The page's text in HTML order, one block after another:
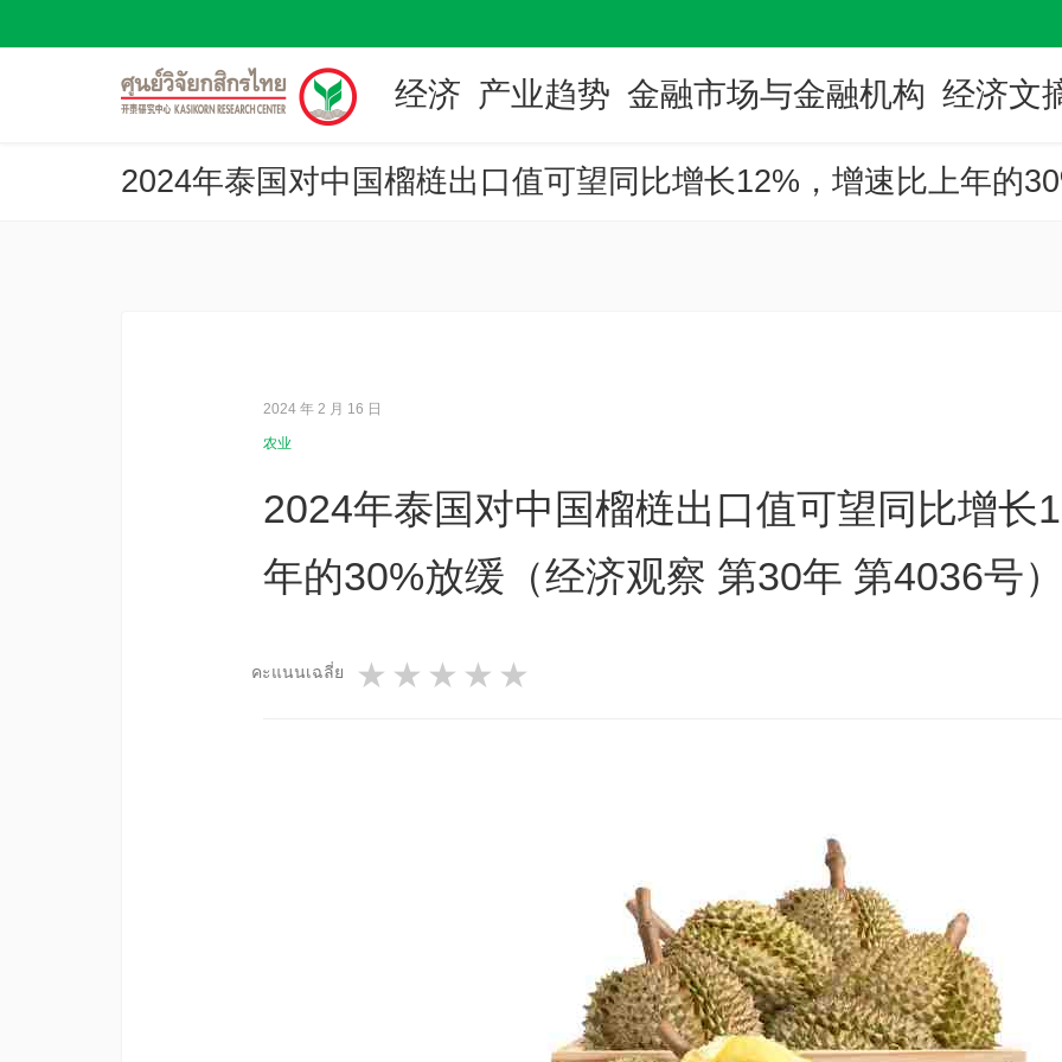
经济 产业趋势 金融市场与金融机构 经济文
2024 年 2 月 16 日
农业
2024年泰国对中国榴梿出口值可望同比增长
年的30%放缓（经济观察 第30年 第4036号
คะแนนเฉลี่ย 4 stars
3 stars
2 stars
1 star